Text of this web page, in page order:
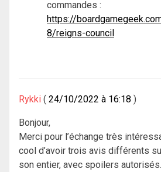
commandes :
https://
8/reigns-council
Rykki 24/10/2022 à 16:18
Bonjour,
Merci pour l’échange très
cool d’avoir trois avis différents
son entier, avec spoilers